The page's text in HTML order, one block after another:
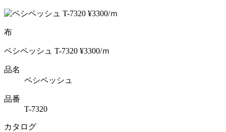
布
ペシペッシュ T-7320 ¥3300/ｍ
品名
ペシペッシュ
品番
T-7320
カタログ